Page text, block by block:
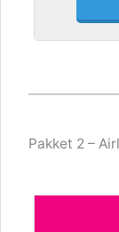
Pakket 2 –